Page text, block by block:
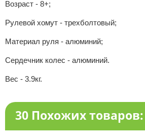
Возраст - 8+;
Рулевой хомут - трехболтовый;
Материал руля - алюминий;
Сердечник колес - алюминий.
Вес - 3.9кг.
30 Похожих товаров: